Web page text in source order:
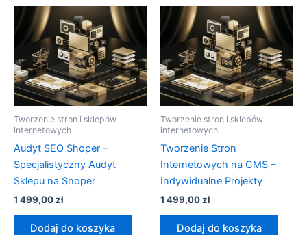
Tworzenie stron i sklepów
internetowych
Audyt SEO Shoper –
Specjalistyczny Audyt
Sklepu na Shoper
1 499,00zł
Dodaj do koszyka
Tworzenie stron i sklepów
internetowych
Tworzenie Stron
Internetowych na CMS –
Indywidualne Projekty
1 499,00zł
Dodaj do koszyka